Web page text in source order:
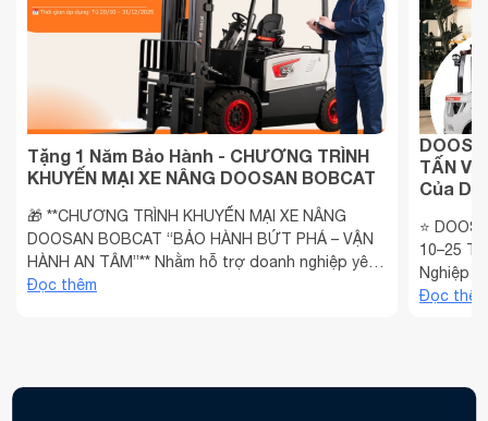
Tặng 1 Năm Bảo Hành - CHƯƠNG TRÌNH
KHUYẾN MẠI XE NÂNG DOOSAN BOBCAT
🎁 **CHƯƠNG TRÌNH KHUYẾN MẠI XE NÂNG
DOOSAN BOBCAT “BẢO HÀNH BỨT PHÁ – VẬN
HÀNH AN TÂM”** Nhằm hỗ trợ doanh nghiệp yên
tâm đầu tư thiết bị nâng hạ trong giai đoạn cao
Đọc thêm
TẤN
Của
⭐
10–25
Nghiệp
kho vận
Đọc thêm